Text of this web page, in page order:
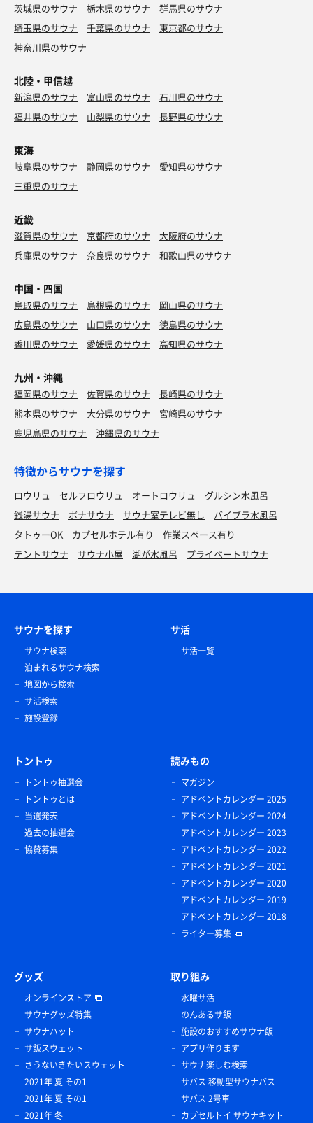
茨城県のサウナ 栃木県のサウナ
群馬県のサウナ
埼玉県のサウナ
千葉県のサウナ
東京都のサウナ
神奈川県のサウナ
北陸・甲信越
新潟県のサウナ 富山県のサウナ
石川県のサウナ
福井県のサウナ
山梨県のサウナ 長野県のサウナ
東海
岐阜県のサウナ 静岡県のサウナ
愛知県のサウナ
三重県のサウナ
近畿
滋賀県のサウナ 京都府のサウナ
大阪府のサウナ
兵庫県のサウナ
奈良県のサウナ 和歌山県のサウナ
中国・四国
鳥取県のサウナ 島根県のサウナ
岡山県のサウナ
広島県のサウナ
山口県のサウナ
徳島県のサウナ
香川県のサウナ
愛媛県のサウナ 高知県のサウナ
九州・沖縄
福岡県のサウナ 佐賀県のサウナ
長崎県のサウナ
熊本県のサウナ
大分県のサウナ
宮崎県のサウナ
鹿児島県のサウナ
沖縄県のサウナ
特徴からサウナを探す
ロウリュ セルフロウリュ オートロウリュ
グルシン水風呂
銭湯サウナ
ボナサウナ サウナ室テレビ無し
バイブラ水風呂
タトゥーOK
カプセルホテル有り
作業スペース有り
テントサウナ
サウナ小屋 湖が水風呂 プライベートサウナ
サウナを探す
サウナ検索
泊まれるサウナ検索
地図から検索
サ活検索
施設登録
サ活
サ活一覧
トントゥ
トントゥ抽選会
トントゥとは
当選発表
過去の抽選会
協賛募集
読みもの
マガジン
アドベントカレンダー 2025
アドベントカレンダー 2024
アドベントカレンダー 2023
アドベントカレンダー 2022
アドベントカレンダー 2021
アドベントカレンダー 2020
アドベントカレンダー 2019
アドベントカレンダー 2018
ライター募集
グッズ
オンラインストア
サウナグッズ特集
サウナハット
サ飯スウェット
さうないきたいスウェット
2021年 夏 その1
2021年 夏 その1
2021年 冬
取り組み
水曜サ活
のんあるサ飯
施設のおすすめサウナ飯
アプリ作ります
サウナ楽しむ検索
サバス 移動型サウナバス
サバス 2号車
カプセルトイ サウナキット